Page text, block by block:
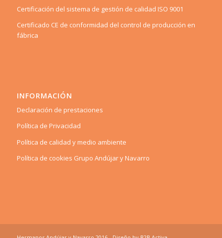
Certificación del sistema de gestión de calidad ISO 9001
Certificado CE de conformidad del control de producción en
fábrica
INFORMACIÓN
Declaración de prestaciones
Política de Privacidad
Política de calidad y medio ambiente
Política de cookies Grupo Andújar y Navarro